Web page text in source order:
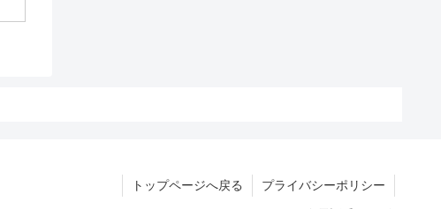
トップページへ戻る プライバシーポリシー